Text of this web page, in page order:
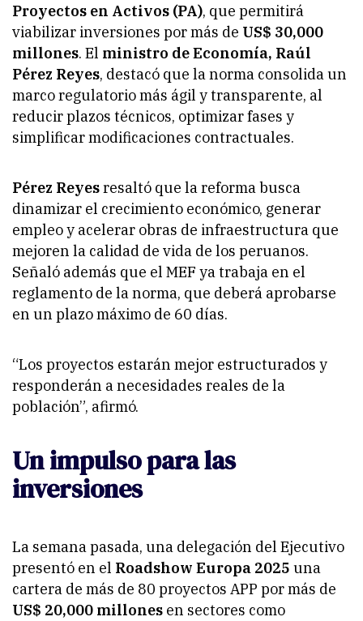
Proyectos en Activos (PA), que permitirá
viabilizar inversiones por más de US$ 30,000
millones. El ministro de Economía, Raúl
Pérez Reyes, destacó que la norma consolida un
marco regulatorio más ágil y transparente, al
reducir plazos técnicos, optimizar fases y
simplificar modificaciones contractuales.
Pérez Reyesresaltó que la reforma busca
dinamizar el crecimiento económico, generar
empleo y acelerar obras de infraestructura que
mejoren la calidad de vida de los peruanos.
Señaló además que el MEF ya trabaja en el
reglamento de la norma, que deberá aprobarse
en un plazo máximo de 60 días.
“Los proyectos estarán mejor estructurados y
responderán a necesidades reales de la
población”, afirmó.
Un impulso para las
inversiones
La semana pasada, una delegación del Ejecutivo
presentó en el Roadshow Europa 2025 una
cartera de más de 80 proyectos APP por más de
US$ 20,000 millones en sectores como